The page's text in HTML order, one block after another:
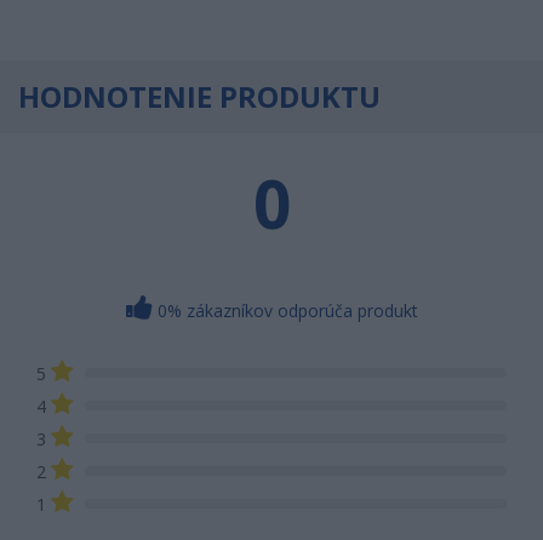
HODNOTENIE PRODUKTU
0
0% zákazníkov odporúča produkt
5
4
3
2
1